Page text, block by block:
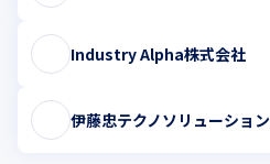
Industry Alpha株式会社
伊藤忠テクノソリューショ